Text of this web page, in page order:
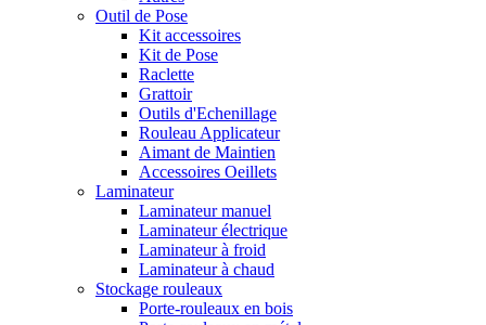
Outil de Pose
Kit accessoires
Kit de Pose
Raclette
Grattoir
Outils d'Echenillage
Rouleau Applicateur
Aimant de Maintien
Accessoires Oeillets
Laminateur
Laminateur manuel
Laminateur électrique
Laminateur à froid
Laminateur à chaud
Stockage rouleaux
Porte-rouleaux en bois